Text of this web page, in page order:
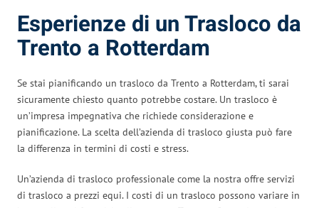
Esperienze di un Trasloco da
Trento a Rotterdam
Se stai pianificando un trasloco da Trento a Rotterdam, ti sarai
sicuramente chiesto quanto potrebbe costare. Un trasloco è
un’impresa impegnativa che richiede considerazione e
pianificazione. La scelta dell’azienda di trasloco giusta può fare
la differenza in termini di costi e stress.
Un’azienda di trasloco professionale come la nostra offre servizi
di trasloco a prezzi equi. I costi di un trasloco possono variare in